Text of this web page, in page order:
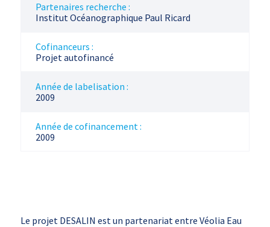
Partenaires recherche :
Institut Océanographique Paul Ricard
Cofinanceurs :
Projet autofinancé
Année de labelisation :
2009
Année de cofinancement :
2009
Le projet DESALIN est un partenariat entre Véolia Eau